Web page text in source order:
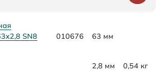
SN8
010676 63 мм
2,8 мм 0,54 кг